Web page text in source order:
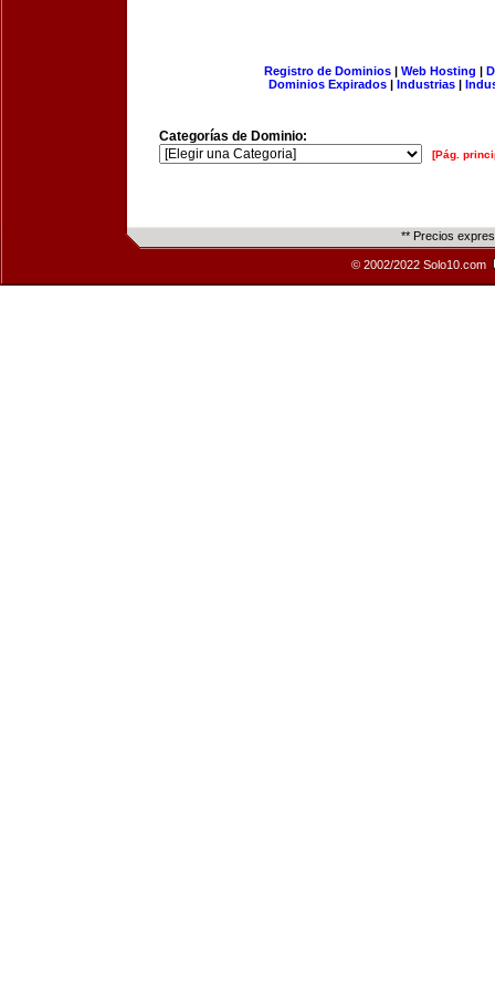
Registro de Dominios| Web Hosting |
Dominios Expirados | Industrias |
Categorías de Dominio:
[Pág.
** Precios
© 2002/2022 Solo10.com